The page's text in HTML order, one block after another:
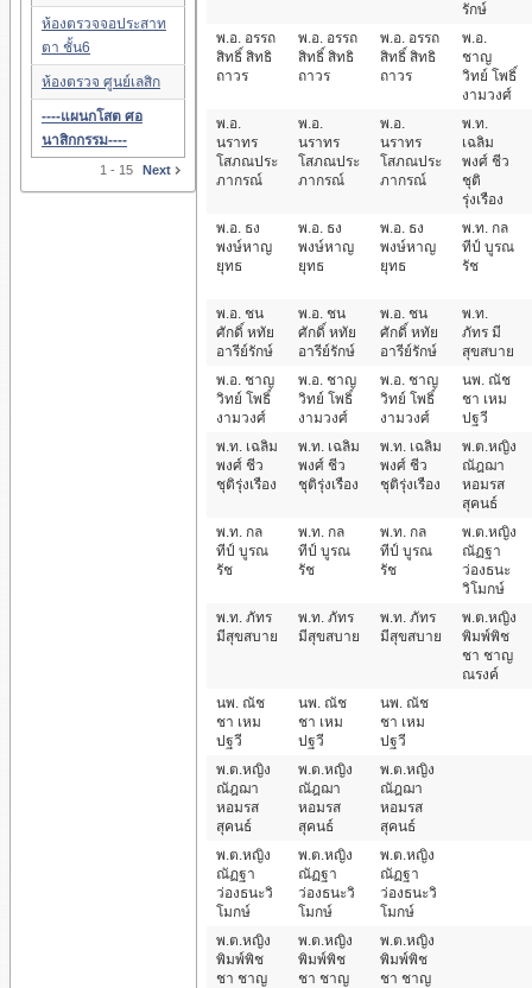
ห้องตรวจจอประสาท
ตา ชั้น6
ห้องตรวจ ศูนย์เลสิก
----แผนกโสต ศอ
นาสิกกรรม----
1 - 15 Next
รักษ์
พ.อ. อรรถ
สิทธิ์ สิทธิ
ถาวร
พ.อ. อรรถ
สิทธิ์ สิทธิ
ถาวร
พ.อ. อรรถ
สิทธิ์ สิทธิ
ถาวร
พ.อ.
ชาญ
วิทย์ โพธิ์
งามวงศ์
พ.อ.
นราทร
โสภณประ
ภากรณ์
พ.อ.
นราทร
โสภณประ
ภากรณ์
พ.อ.
นราทร
โสภณประ
ภากรณ์
พ.ท.
เฉลิม
พงศ์ ชีว
ชุติ
รุ่งเรือง
พ.อ. ธง
พงษ์หาญ
ยุทธ
พ.อ. ธง
พงษ์หาญ
ยุทธ
พ.อ. ธง
พงษ์หาญ
ยุทธ
พ.ท. กล
ทีป์ บูรณ
รัช
พ.อ. ชน
ศักดิ์ หทัย
อารีย์รักษ์
พ.อ. ชน
ศักดิ์ หทัย
อารีย์รักษ์
พ.อ. ชน
ศักดิ์ หทัย
อารีย์รักษ์
พ.ท.
ภัทร มี
สุขสบาย
พ.อ. ชาญ
วิทย์ โพธิ์
งามวงศ์
พ.อ. ชาญ
วิทย์ โพธิ์
งามวงศ์
พ.อ. ชาญ
วิทย์ โพธิ์
งามวงศ์
นพ. ณัช
ชา เหม
ปฐวี
พ.ท. เฉลิม
พงศ์ ชีว
ชุติรุ่งเรือง
พ.ท. เฉลิม
พงศ์ ชีว
ชุติรุ่งเรือง
พ.ท. เฉลิม
พงศ์ ชีว
ชุติรุ่งเรือง
พ.ต.หญิง
ณัฎฌา
หอมรส
สุคนธ์
พ.ท. กล
ทีป์ บูรณ
รัช
พ.ท. กล
ทีป์ บูรณ
รัช
พ.ท. กล
ทีป์ บูรณ
รัช
พ.ต.หญิง
ณัฏฐา
ว่องธนะ
วิโมกษ์
พ.ท. ภัทร
มีสุขสบาย
พ.ท. ภัทร
มีสุขสบาย
พ.ท. ภัทร
มีสุขสบาย
พ.ต.หญิง
พิมพ์พิช
ชา ชาญ
ณรงค์
นพ. ณัช
ชา เหม
ปฐวี
นพ. ณัช
ชา เหม
ปฐวี
นพ. ณัช
ชา เหม
ปฐวี
พ.ต.หญิง
ณัฎฌา
หอมรส
สุคนธ์
พ.ต.หญิง
ณัฎฌา
หอมรส
สุคนธ์
พ.ต.หญิง
ณัฎฌา
หอมรส
สุคนธ์
พ.ต.หญิง
ณัฏฐา
ว่องธนะวิ
โมกษ์
พ.ต.หญิง
ณัฏฐา
ว่องธนะวิ
โมกษ์
พ.ต.หญิง
ณัฏฐา
ว่องธนะวิ
โมกษ์
พ.ต.หญิง
พิมพ์พิช
ชา ชาญ
พ.ต.หญิง
พิมพ์พิช
ชา ชาญ
พ.ต.หญิง
พิมพ์พิช
ชา ชาญ